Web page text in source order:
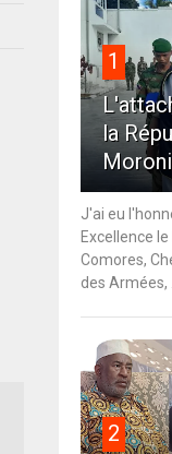
1
la
J'ai eu
Excellence
Comores,
des Armées, ...
2